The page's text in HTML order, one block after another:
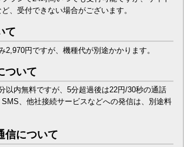
、受付できない場合がございます。
て
2,970円ですが、機種代が別途かかります。
ついて
以内無料ですが、5分超過後は22円/30秒の通話
、他社接続サービスなどへの発信は、別途料
信について